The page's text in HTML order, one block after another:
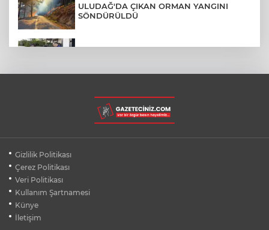
ULUDAĞ'DA ÇIKAN ORMAN YANGINI
SÖNDÜRÜLDÜ
ASLI HÜNEL'DEN BURSA'DA
UNUTULMAZ KONSER
VAN'DA İŞİTME ENGELLİ MÜŞTERİ,
Gizlilik Politikası
Çerez Politikası
Veri Politikası
Kullanım Şartnamesi
Künye
İletişim